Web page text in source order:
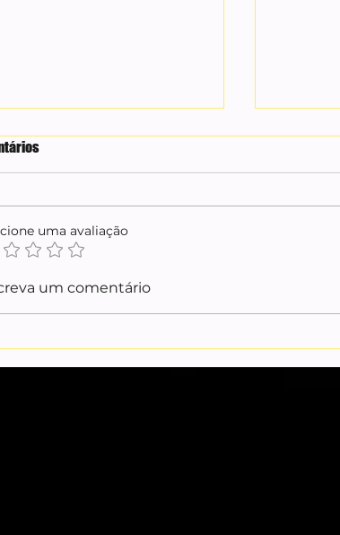
Lekker recua e pede
uma avaliação
um comentário